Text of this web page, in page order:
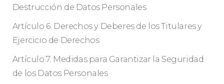
Destrucción de Datos Personales
Artículo 6. Derechos y Deberes de los Titulares y
Ejercicio de Derechos
Artículo 7. Medidas para Garantizar la Seguridad
de los Datos Personales